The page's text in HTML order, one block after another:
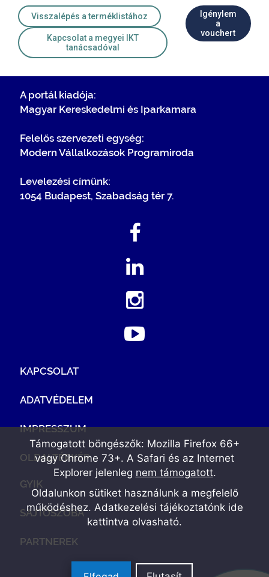
Visszalépés a terméklistához
Kapcsolat a megyei IKT
tanácsadóval
Igénylem
a
vouchert
A portál kiadója:
Magyar Kereskedelmi és Iparkamara
Felelős szervezeti egység:
Modern Vállalkozások Programiroda
Levelezési címünk:
1054 Budapest, Szabadság tér 7.
KAPCSOLAT
ADATVÉDELEM
IMPRESSZUM
OLDALTÉRKÉP
GYIK
SAJTÓSZOBA
PARTNEREK
Támogatott böngészők: Mozilla Firefox 66+
vagy Chrome 73+. A Safari és az Internet
Explorer jelenleg nem támogatott.
Oldalunkon sütiket használunk a megfelelő
működéshez. Adatkezelési tájékoztatónk ide
kattintva olvasható.